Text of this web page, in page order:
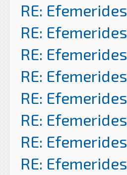
RE: Efemerides
RE: Efemerides
RE: Efemerides
RE: Efemerides
RE: Efemerides
RE: Efemerides
RE: Efemerides
RE: Efemerides